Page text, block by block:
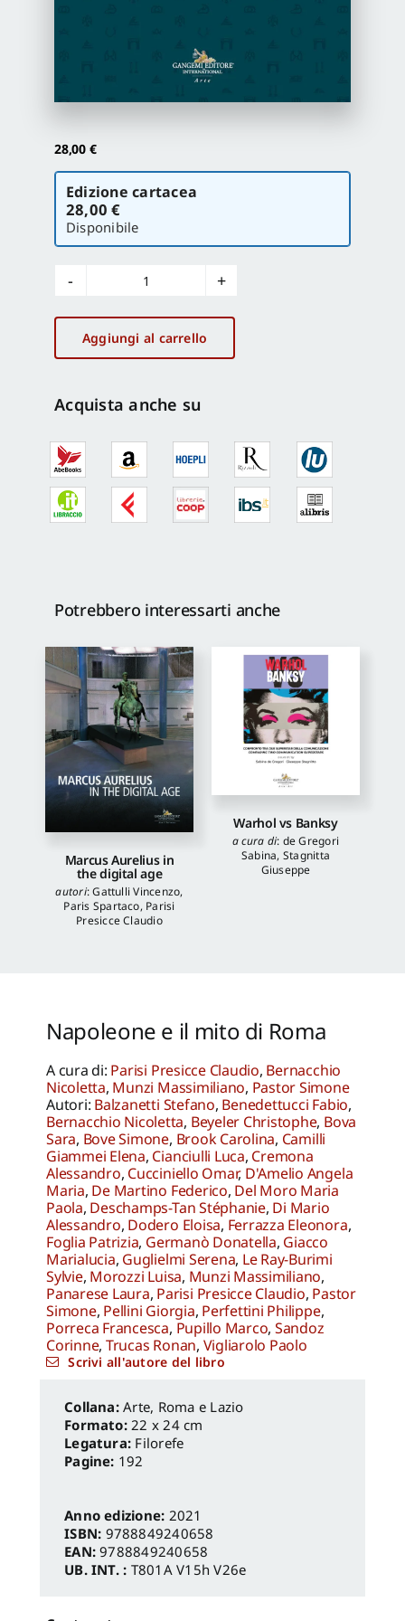
Proposte di pubblicazione
Gangemi Editore
28,00 €
Scegli
versione
Edizione cartacea
28,00 €
Disponibile
Napoleone
e
il
mito
Roma
Aggiungi al carrello
Acquista anche su
Potrebbero interessarti anche
Marcus Aurelius in
the digital age
autori:Gattulli Vincenzo,
Paris Spartaco, Parisi
Presicce Claudio
Warhol vs Banksy
a cura di: de Gregori
Sabina, Stagnitta
Giuseppe
Napoleone e il mito di Roma
A cura di: Parisi Presicce Claudio, Bernacchio
Nicoletta, Munzi Massimiliano, Pastor Simone
Autori: Balzanetti Stefano, Benedettucci Fabio,
Bernacchio Nicoletta, Beyeler Christophe, Bova
Sara, Bove Simone, Brook Carolina, Camilli
Giammei Elena, Cianciulli Luca, Cremona
Alessandro, Cucciniello Omar, D'Amelio Angela
Maria, De Martino Federico, Del Moro Maria
Paola, Deschamps-Tan Stéphanie, Di Mario
Alessandro, Dodero Eloisa, Ferrazza Eleonora,
Foglia Patrizia, Germanò Donatella, Giacco
Marialucia, Guglielmi Serena, Le Ray-Burimi
Sylvie, Morozzi Luisa, Munzi Massimiliano,
Panarese Laura, Parisi Presicce Claudio, Pastor
Simone, Pellini Giorgia, Perfettini Philippe,
Porreca Francesca, Pupillo Marco, Sandoz
Corinne, Trucas Ronan, Vigliarolo Paolo
Scrivi all'autore del libro
Arte, Roma e Lazio
Formato: 22 x 24 cm
Legatura: Filorefe
Pagine: 192
Anno edizione: 2021
ISBN: 9788849240658
EAN:9788849240658
UB. INT. : T801A V15h V26e